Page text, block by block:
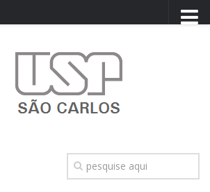
TRANSPARÊNCIA